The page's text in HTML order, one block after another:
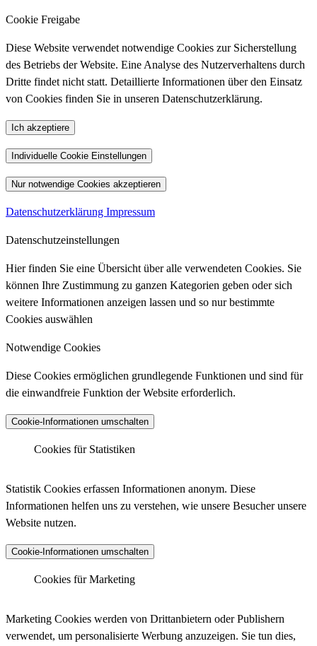
Cookie Freigabe
Diese Website verwendet notwendige Cookies zur Sicherstellung
des Betriebs der Website. Eine Analyse des Nutzerverhaltens durch
Dritte findet nicht statt. Detaillierte Informationen über den Einsatz
von Cookies finden Sie in unseren Datenschutzerklärung.
Ich akzeptiere
Individuelle Cookie Einstellungen
Nur notwendige Cookies akzeptieren
Datenschutzerklärung Impressum
Datenschutzeinstellungen
Hier finden Sie eine Übersicht über alle verwendeten Cookies. Sie
können Ihre Zustimmung zu ganzen Kategorien geben oder sich
weitere Informationen anzeigen lassen und so nur bestimmte
Cookies auswählen
Notwendige Cookies
Diese Cookies ermöglichen grundlegende Funktionen und sind für
die einwandfreie Funktion der Website erforderlich.
Cookie-Informationen umschalten
Anbieter :
Matomo (ehemals Piwik)
Datenschutzlink : https://matomo.org/privacy-policy/
Host :
.matomo.cloud
Cookies für Statistiken
Statistik Cookies erfassen Informationen anonym. Diese
Informationen helfen uns zu verstehen, wie unsere Besucher unsere
Website nutzen.
Cookie-Informationen umschalten
Matomo Analytics (Tracking)
Cookies für Marketing
Marketing Cookies werden von Drittanbietern oder Publishern
verwendet, um personalisierte Werbung anzuzeigen. Sie tun dies,